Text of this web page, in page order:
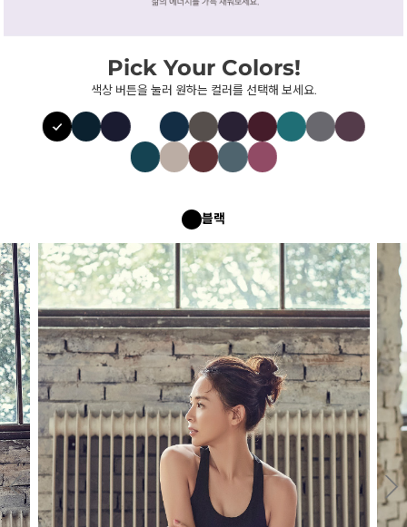
Pick Your Colors!
색상 버튼을 눌러 원하는 컬러를 선택해 보세요.
블랙